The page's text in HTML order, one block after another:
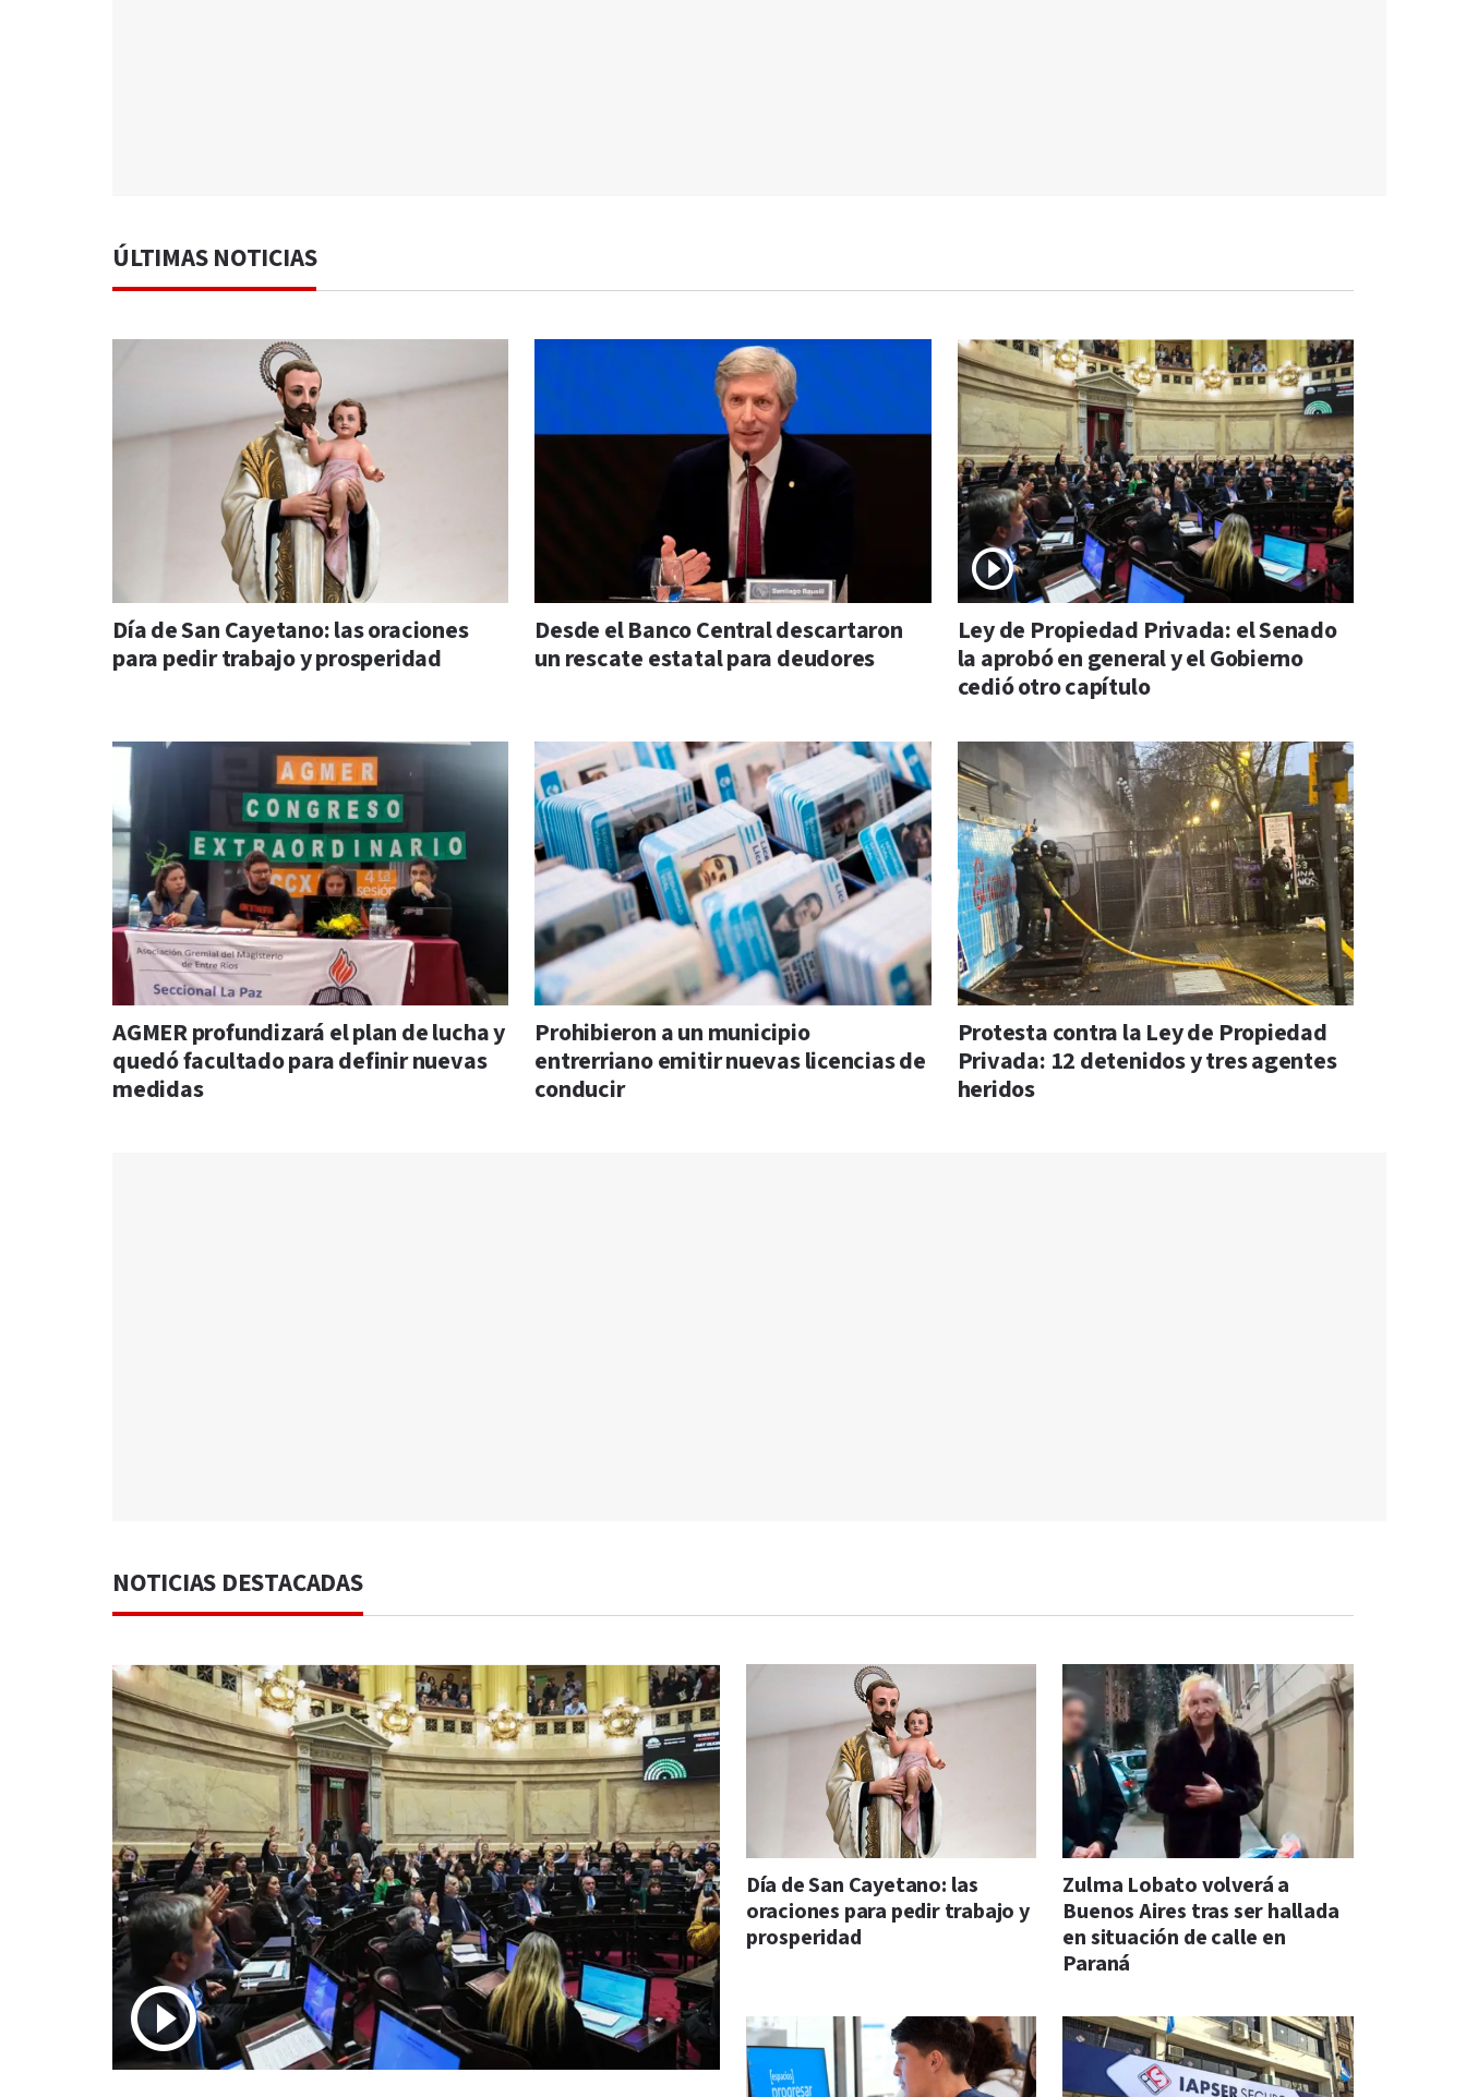
ÚLTIMAS NOTICIAS
Día de San Cayetano: las oraciones
para pedir trabajo y prosperidad
Desde el Banco Central descartaron
un rescate estatal para deudores
Ley de Propiedad Privada: el Senado
la aprobó en general y el Gobierno
cedió otro capítulo
AGMER profundizará el plan de lucha y
quedó facultado para definir nuevas
medidas
Prohibieron a un municipio
entrerriano emitir nuevas licencias de
conducir
Protesta contra la Ley de Propiedad
Privada: 12 detenidos y tres agentes
heridos
NOTICIAS DESTACADAS
Día de San Cayetano: las
oraciones para pedir trabajo y
prosperidad
Zulma Lobato volverá a
Buenos Aires tras ser hallada
en situación de calle en
Paraná